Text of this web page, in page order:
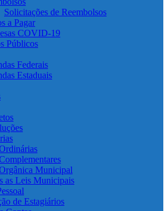
Solicitações de Reembolsos
a Pagar
COVID-19
Públicos
Federais
Estaduais
Municipal
as Leis Municipais
de Estagiários